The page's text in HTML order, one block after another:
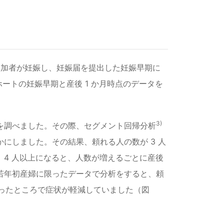
者が妊娠し、妊娠届を提出した妊娠早期に
トの妊娠早期と産後 1 か月時点のデータを
べました。その際、セグメント回帰分析3)
しました。その結果、頼れる人の数が 3 人
人以上になると、人数が増えるごとに産後
初産婦に限ったデータで分析をすると、頼
ところで症状が軽減していました（図